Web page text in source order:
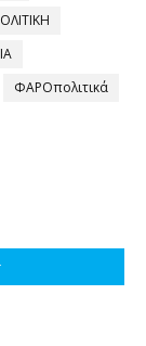
ΦΑΡΟπολιτικά